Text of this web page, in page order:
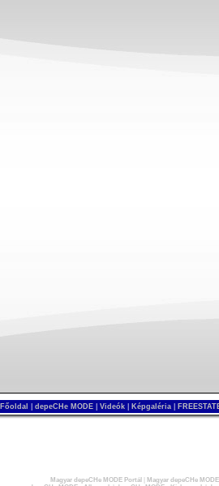
Főoldal depeCHe MODE Videók Képgaléria
Magyar depeCHe MODE Portál
Magyar depeCHe